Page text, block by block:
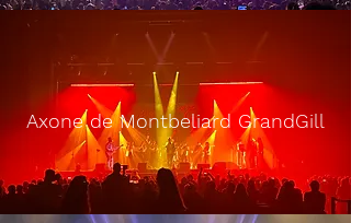
Axone de Montbeliard GrandGill